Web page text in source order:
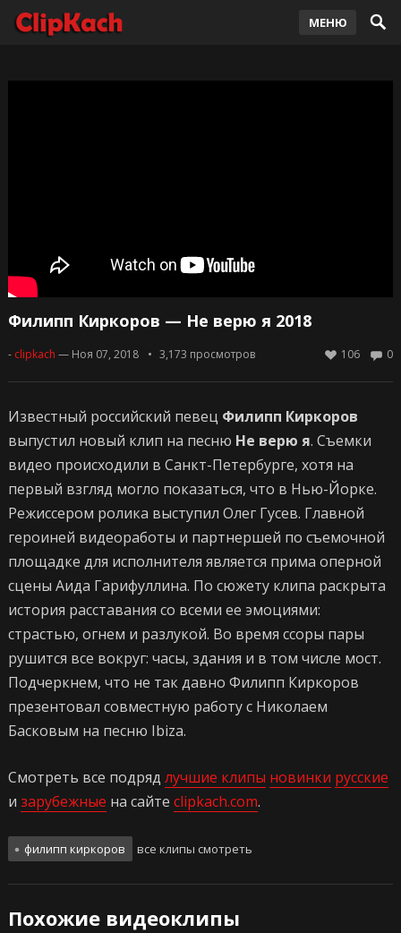
МЕНЮ
Филипп Киркоров — Не верю я 2018
- clipkach — Ноя 07, 2018 3,173 просмотров 0
106
Известный российский певец Филипп Киркоров
выпустил новый клип на песню Не верю я. Съемки
видео происходили в Санкт-Петербурге, хотя на
первый взгляд могло показаться, что в Нью-Йорке.
Режиссером ролика выступил Олег Гусев. Главной
героиней видеоработы и партнершей по съемочной
площадке для исполнителя является прима оперной
сцены Аида Гарифуллина. По сюжету клипа раскрыта
история расставания со всеми ее эмоциями:
страстью, огнем и разлукой. Во время ссоры пары
рушится все вокруг: часы, здания и в том числе мост.
Подчеркнем, что не так давно Филипп Киркоров
презентовал совместную работу с Николаем
Басковым на песню Ibiza.
Смотреть все подряд лучшие клипы новинки русские
и зарубежные на сайте clipkach.com.
филипп киркоров все клипы смотреть
Похожие видеоклипы